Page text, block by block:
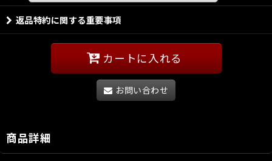
返品特約に関する重要事項
カートに入れる
お問い合わせ
商品詳細